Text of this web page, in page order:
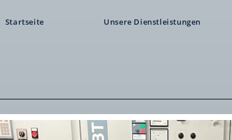
Startseite Unsere Dienstleistungen